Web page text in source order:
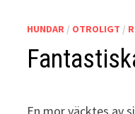
HUNDAR / OTROLIGT /